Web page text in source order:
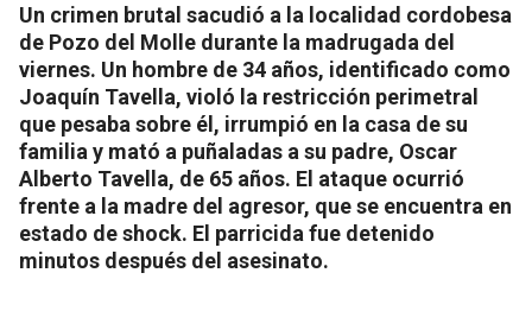
Un crimen brutal sacudió a la localidad cordobesa
de Pozo del Molle durante la madrugada del
viernes. Un hombre de 34 años, identificado como
Joaquín Tavella, violó la restricción perimetral
que pesaba sobre él, irrumpió en la casa de su
familia y mató a puñaladas a su padre, Oscar
Alberto Tavella, de 65 años. El ataque ocurrió
frente a la madre del agresor, que se encuentra en
estado de shock. El parricida fue detenido
minutos después del asesinato.